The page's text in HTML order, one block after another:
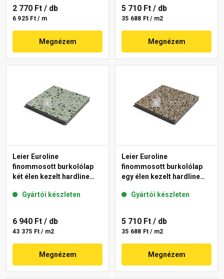
2 770 Ft / db
6 925 Ft / m
Megnézem
5 710 Ft / db
35 688 Ft / m2
Megnézem
Leier Euroline
finommosott burkolólap
két élen kezelt hardline
Gyártói készleten
6 940 Ft / db
43 375 Ft / m2
Megnézem
Leier Euroline
finommosott burkolólap
egy élen kezelt hardline
Gyártói készleten
5 710 Ft / db
35 688 Ft / m2
Megnézem